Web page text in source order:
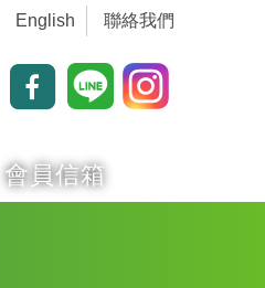
English 聯絡我們
會員信箱